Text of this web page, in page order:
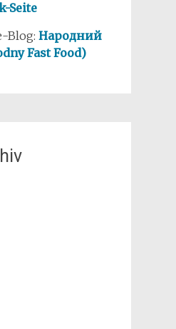
Seite
Blog: Народний
Fast Food)